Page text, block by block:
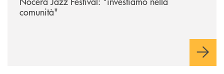
comunità"